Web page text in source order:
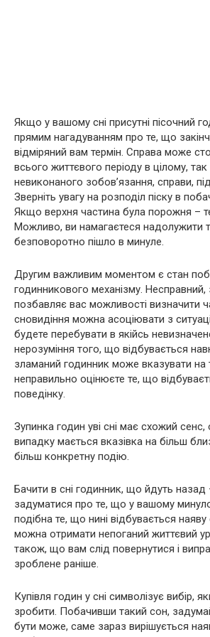
Якщо у вашому сні присутні пісочний
прямим нагадуванням про те, що
відміряний вам термін. Справа може
всього життєвого періоду в цілому,
невиконаного зобов’язання, справи,
Зверніть увагу на розподіл піску в
Якщо верхня частина була порожня –
Можливо, ви намагаєтеся надолужити
безповоротно пішло в минуле.
Другим важливим моментом є стан
годинникового механізму.
позбавляє вас можливості визначити
сновидіння можна асоціювати з
будете перебувати в якійсь
нерозуміння того, що відбувається
зламаний годинник може вказувати на
неправильно оцінюєте те, що
поведінку.
Зупинка годин уві сні має схожий
випадку мається вказівка на більш
більш конкретну подію.
Бачити в сні годинник, що йдуть назад
задуматися про те, що у вашому
подібна те, що нині відбувається наяву
можна отримати непоганий життєвий
також, що вам слід повернутися і
зроблене раніше.
Купівля годин у сні символізує вибір,
зробити. Побачивши такий сон,
бути може, саме зараз вирішується